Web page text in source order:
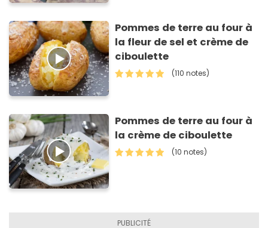
Pommes de terre au four à
la fleur de sel et crème de
ciboulette
(110 notes)
Pommes de terre au four à
la crème de ciboulette
(10 notes)